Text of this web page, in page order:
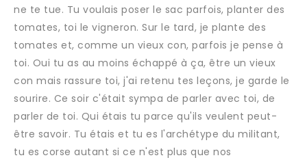
ne te tue. Tu voulais poser le sac parfois, planter des
tomates, toi le vigneron. Sur le tard, je plante des
tomates et, comme un vieux con, parfois je pense à
toi. Oui tu as au moins échappé à ça, être un vieux
con mais rassure toi, j'ai retenu tes leçons, je garde le
sourire. Ce soir c'était sympa de parler avec toi, de
parler de toi. Qui étais tu parce qu'ils veulent peut-
être savoir. Tu étais et tu es l'archétype du militant,
tu es corse autant si ce n'est plus que nos